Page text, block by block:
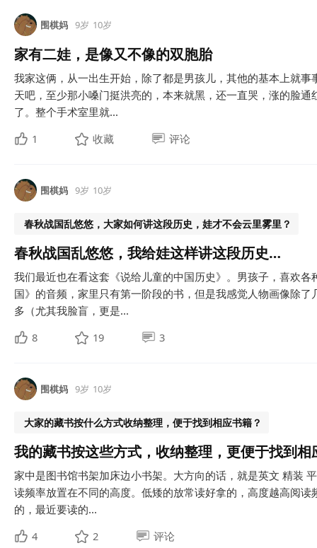
围棋妈 9岁 10岁
家有二娃，是像又不像的双胞胎
我家这俩，从一出生开始，除了都是男孩儿，其他的基本上就
天吧，至少那小嗓门挺洪亮的，本来就黑，还一直哭，涨的脸
了。整个手术室里就...
1
收藏 评论
围棋妈 9岁 10岁
春秋战国乱悠悠，大家如何讲这段历史，娃才不会云里雾里？
春秋战国乱悠悠，我给娃这样讲这段历史…
我们最近也在看这套《说给儿童的中国历史》。男孩子，喜欢
国》的音频，家里只有第一阶段的书，但是我感觉人物画像除
多（尤其我脸盲，更是...
8
19 3
围棋妈 9岁 10岁
大家的藏书按什么方式收纳整理，便于找到相应书籍？
我的藏书按这些方式，收纳整理，更便于找到相
家中是图书馆书架加床边小书架。大方向的话，就是英文 精装
读频率放置在不同的高度。低矮的放常读好拿的，高度越高阅
的，最近要读的...
4
2 评论